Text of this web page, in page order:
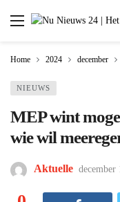
Home 2024 december
NIEUWS
MEP wint
wie wil
Aktuelle december